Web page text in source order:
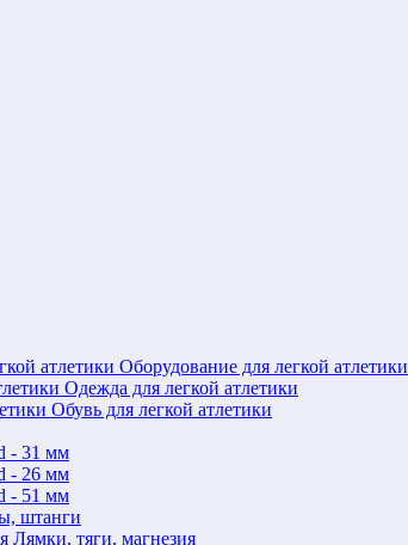
Оборудование для легкой атлетики
Одежда для легкой атлетики
Обувь для легкой атлетики
- 31 мм
- 26 мм
- 51 мм
штанги
Лямки, тяги, магнезия